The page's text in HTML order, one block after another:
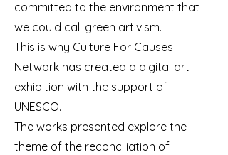
committed to the environment that
we could call green artivism.
This is why Culture For Causes
Network has created a digital art
exhibition with the support of
UNESCO.
The works presented explore the
theme of the reconciliation of